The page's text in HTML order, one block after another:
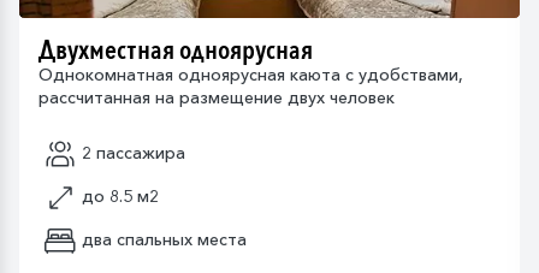
Двухместная одноярусная
Однокомнатная одноярусная каюта с удобствами,
рассчитанная на размещение двух человек
2 пассажира
до 8.5 м2
два спальных места